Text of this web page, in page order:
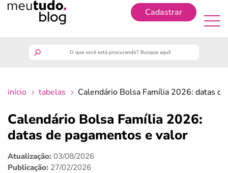
Cadastrar
finanças
benefícios
início tabelas Calendário Bolsa Família 2026: datas
Calendário Bolsa Família 2026:
datas de pagamentos e valor
Atualização: 03/08/2026
Publicação: 27/02/2026